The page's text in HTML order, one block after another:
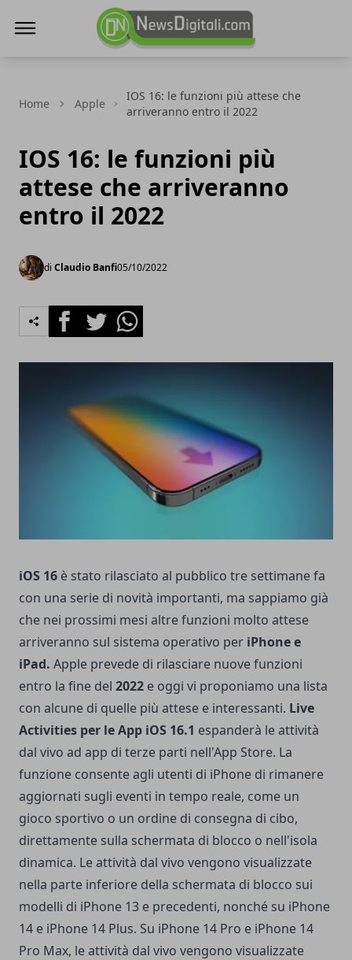
Home Apple
IOS 16: le funzioni più attese che
arriveranno entro il 2022
IOS 16: le funzioni più
attese che arriveranno
entro il 2022
di Claudio Banfi05/10/2022
FacebookTwitterWhatsapp
iOS 16 è stato rilasciato al pubblico tre settimane fa
con una serie di novità importanti, ma sappiamo già
che nei prossimi mesi altre funzioni molto attese
arriveranno sul sistema operativo per iPhone e
iPad. Apple prevede di rilasciare nuove funzioni
entro la fine del 2022 e oggi vi proponiamo una lista
con alcune di quelle più attese e interessanti. Live
Activities per le App iOS 16.1 espanderà le attività
dal vivo ad app di terze parti nell'App Store. La
funzione consente agli utenti di iPhone di rimanere
aggiornati sugli eventi in tempo reale, come un
gioco sportivo o un ordine di consegna di cibo,
direttamente sulla schermata di blocco o nell'isola
dinamica. Le attività dal vivo vengono visualizzate
nella parte inferiore della schermata di blocco sui
modelli di iPhone 13 e precedenti, nonché su iPhone
14 e iPhone 14 Plus. Su iPhone 14 Pro e iPhone 14
Pro Max, le attività dal vivo vengono visualizzate